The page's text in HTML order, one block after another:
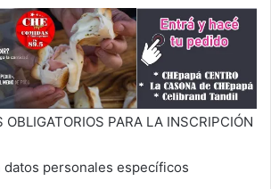
OBLIGATORIOS PARA LA INSCRIPCIÓN
personales específicos